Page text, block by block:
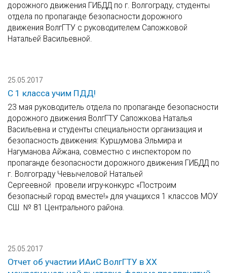
дорожного движения ГИБДД по г. Волгограду, студенты
отдела по пропаганде безопасности дорожного
движения ВолгГТУ с руководителем Сапожковой
Натальей Васильевной.
25.05.2017
С 1 класса учим ПДД!
23 мая руководитель отдела по пропаганде безопасности
дорожного движения ВолгГТУ Сапожкова Наталья
Васильевна и студенты специальности организация и
безопасность движения: Куршумова Эльмира и
Нагуманова Айжана, совместно с инспектором по
пропаганде безопасности дорожного движения ГИБДД по
г. Волгограду Чевычеловой Натальей
Сергеевной провели игру-конкурс «Построим
безопасный город вместе!» для учащихся 1 классов МОУ
СШ № 81 Центрального района.
25.05.2017
Отчет об участии ИАиС ВолгГТУ в XX